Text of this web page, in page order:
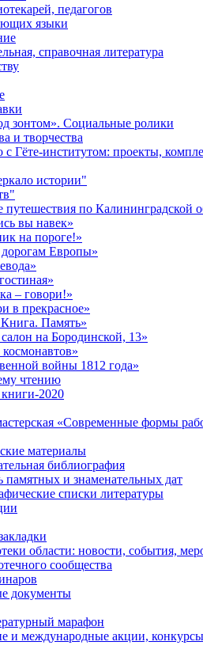
педагогов
языки
справочная литература
зонтом». Социальные ролики
и творчества
с Гёте-институтом: проекты,
истории"
путешествия по Калининградской
вы навек»
на пороге!»
Европы»
– говори!»
в прекрасное»
Память»
на Бородинской, 13»
войны 1812 года»
чтению
2020
«Современные формы
материалы
библиография
памятных и знаменательных дат
списки литературы
области: новости, события,
сообщества
документы
марафон
и международные акции,